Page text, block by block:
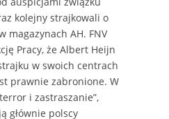
kolejny strajkowali o
magazynach AH. FNV
Pracy, że Albert Heijn
w swoich centrach
prawnie zabronione. W
i zastraszanie”,
głównie polscy